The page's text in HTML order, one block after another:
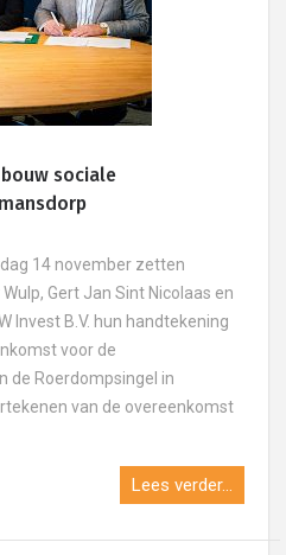
sociale
14 november zetten
Gert Jan Sint Nicolaas en
Invest B.V. hun handtekening
voor de
de Roerdompsingel in
van de overeenkomst
Lees verder...